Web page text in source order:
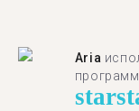
Aria
star